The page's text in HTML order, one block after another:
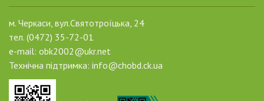
м. Черкаси, вул.Святотроїцька, 24
тел. (0472) 35-72-01
e-mail: obk2002@ukr.net
Технічна підтримка: info@chobd.ck.ua